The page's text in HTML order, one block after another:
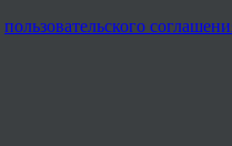
пользовательского